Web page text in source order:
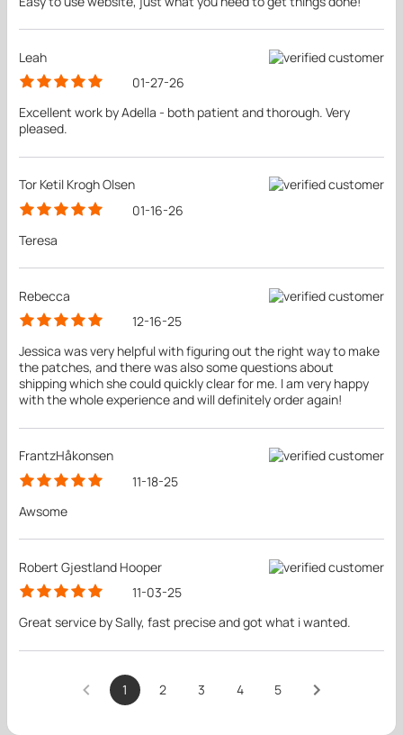
Leah
01-27-26
Excellent work by Adella - both patient and thorough. Very
pleased.
Tor Ketil Krogh Olsen
01-16-26
Teresa
Rebecca
12-16-25
Jessica was very helpful with figuring out the right way to make
the patches, and there was also some questions about
shipping which she could quickly clear for me. I am very happy
with the whole experience and will definitely order again!
FrantzHåkonsen
11-18-25
Awsome
Robert Gjestland Hooper
11-03-25
Great service by Sally, fast precise and got what i wanted.
1 2 3 4 5